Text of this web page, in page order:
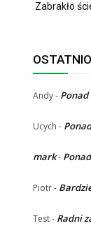
Zabrakło
Andy-
Ucych -
mark-
Piotr-
Test- Radni